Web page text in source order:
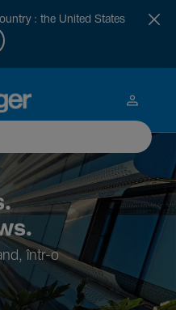
: the United States
într-o